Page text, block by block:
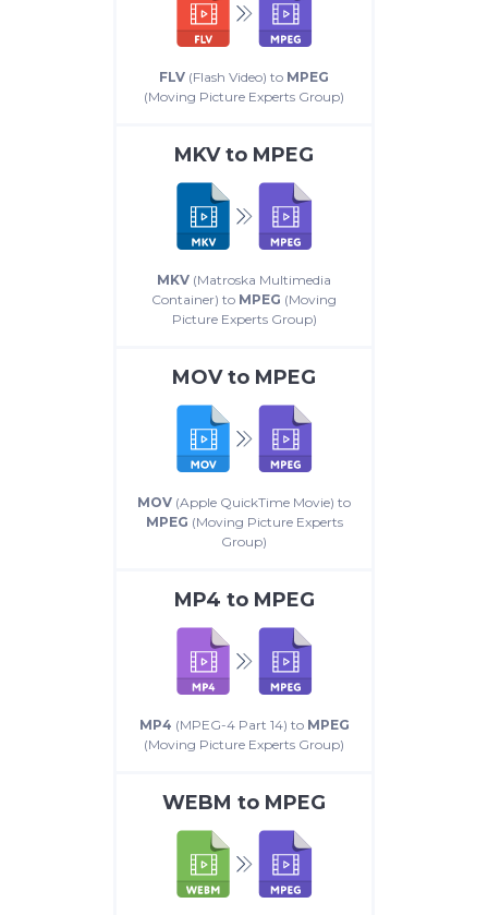
FLV (Flash Video) to MPEG
(Moving Picture Experts Group)
MKVto MPEG
MKV (Matroska Multimedia
Container) to MPEG (Moving
Picture Experts Group)
MOVto MPEG
MOV (Apple QuickTime Movie) to
MPEG (Moving Picture Experts
Group)
MP4 to MPEG
MP4 (MPEG-4 Part 14) to MPEG
(Moving Picture Experts Group)
WEBM to MPEG